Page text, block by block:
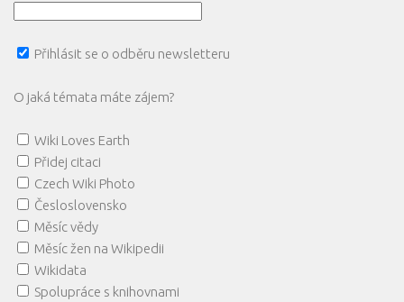
Přihlásit se o odběru newsletteru
O jaká témata máte zájem?
Wiki Loves Earth
Přidej citaci
Czech Wiki Photo
Česloslovensko
Měsíc vědy
Měsíc žen na Wikipedii
Wikidata
Spolupráce s knihovnami